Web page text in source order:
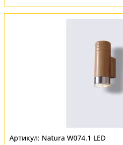
Natura W074.1 LED